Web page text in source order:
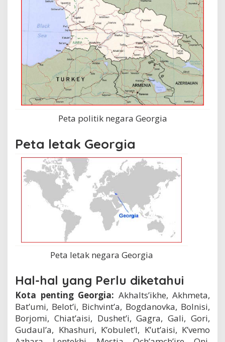
Peta politik negara Georgia
Peta letak Georgia
Peta letak negara Georgia
Hal-hal yang Perlu diketahui
Kota penting Georgia: Akhalts’ikhe, Akhmeta,
Bat’umi, Belot’i, Bichvint’a, Bogdanovka, Bolnisi,
Borjomi, Chiat’aisi, Dushet’i, Gagra, Gali, Gori,
Gudaul’a, Khashuri, K’obulet’I, K’ut’aisi, K’vemo